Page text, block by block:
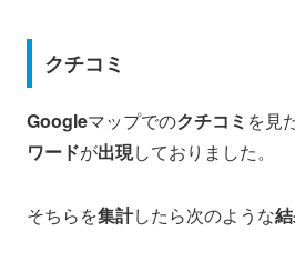
クチコミ
Googleマップでのクチコミ を見
ワードが出現しておりました。
そちらを集計したら次のような